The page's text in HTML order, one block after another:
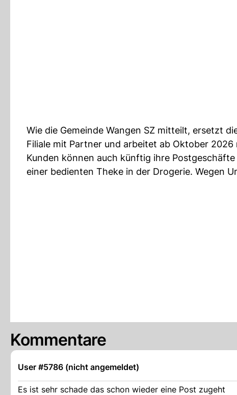
Wie die Gemeinde Wangen SZ mitteilt, ersetzt
Filiale mit Partner und arbeitet ab Oktober 2026
Kunden können auch künftig ihre
einer bedienten Theke in der Drogerie. Wegen
Kommentare
User #5786 (nicht angemeldet)
Es ist sehr schade das schon wieder eine Post zugeht